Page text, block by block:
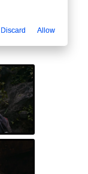
Discard Allow